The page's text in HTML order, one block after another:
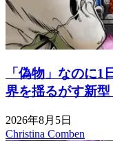
「偽物」なのに
界を揺るがす新
2026年8月5日
Christina Comben